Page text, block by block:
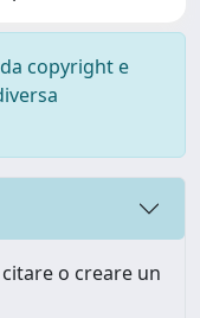
copyright e
o creare un